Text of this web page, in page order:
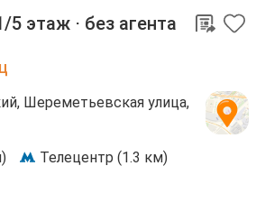
5 этаж ⋅ без агента
Шереметьевская улица,
Телецентр (1.3 км)